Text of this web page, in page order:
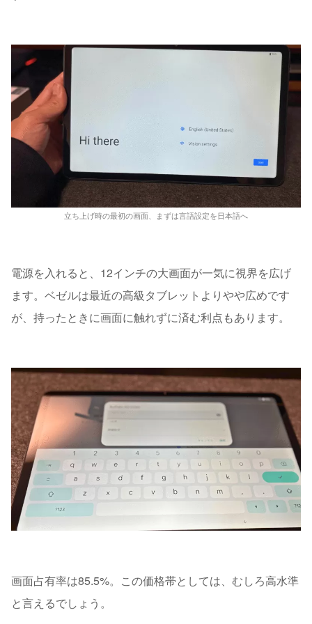
立ち上げ時の最初の画面、まずは言語設定を日本語へ
電源を入れると、12インチの大画面が一気に視界を広げ
ます。ベゼルは最近の高級タブレットよりやや広めです
が、持ったときに画面に触れずに済む利点もあります。
画面占有率は85.5%。この価格帯としては、むしろ高水準
と言えるでしょう。